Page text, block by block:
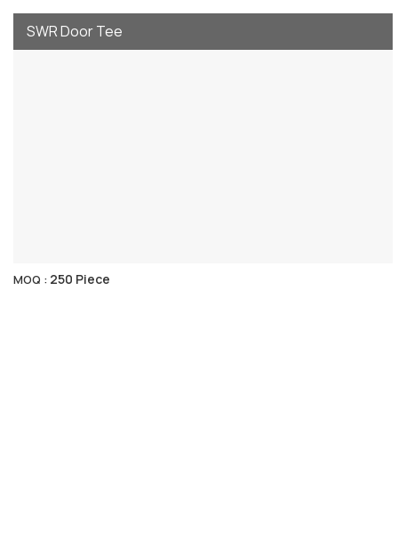
SWR Door Tee
MOQ : 250 Piece